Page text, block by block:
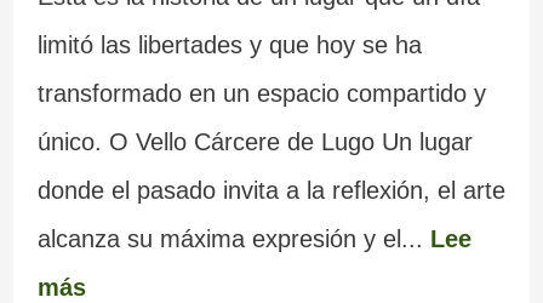
limitó las libertades y que hoy se ha
transformado en un espacio compartido y
único. O Vello Cárcere de Lugo Un lugar
donde el pasado invita a la reflexión, el arte
alcanza su máxima expresión y el... Lee
más